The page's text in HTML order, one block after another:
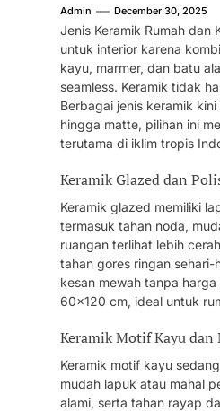
Admin December 30, 2025
Jenis Keramik Rumah dan
untuk interior karena
kayu, marmer, dan batu
seamless. Keramik tidak
Berbagai jenis keramik
hingga matte, pilihan ini
terutama di iklim tropis
Keramik Glazed dan
Keramik glazed memiliki
termasuk tahan noda,
ruangan terlihat lebih
tahan gores ringan
kesan mewah tanpa
60×120 cm, ideal untuk
Keramik Motif Kayu
Keramik motif kayu
mudah lapuk atau mahal
alami, serta tahan rayap